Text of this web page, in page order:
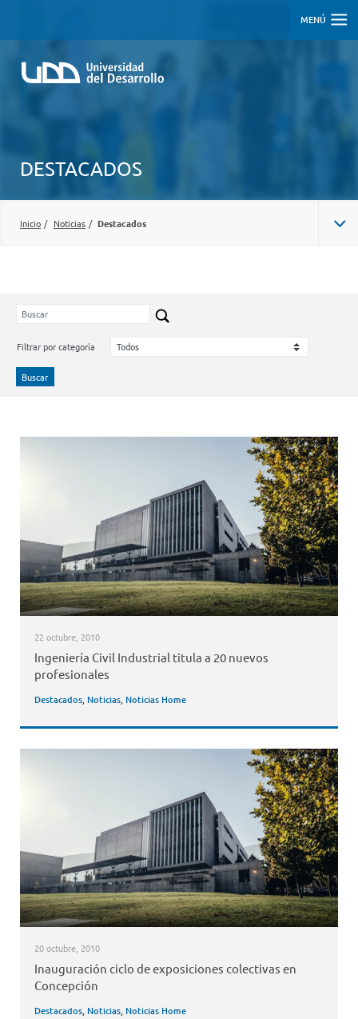
MENÚ
DESTACADOS
Inicio / Noticias / Destacados
Filtrar por categoría
Buscar
22 octubre, 2010
Ingeniería Civil Industrial titula a 20 nuevos
profesionales
Destacados, Noticias, Noticias Home
20 octubre, 2010
Inauguración ciclo de exposiciones colectivas en
Concepción
Destacados, Noticias, Noticias Home